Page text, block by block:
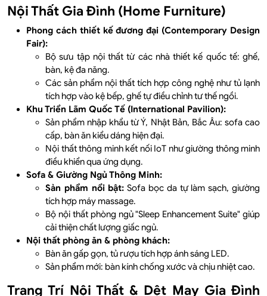
Nội Thất Gia Đình (Home Furniture)
Phong cách thiết kế đương đại (Contemporary Design
Fair):
Bộ sưu tập nội thất từ các nhà thiết kế quốc tế: ghế,
bàn, kệ đa năng.
Các sản phẩm nội thất tích hợp công nghệ như tủ lạnh
tích hợp vào kệ bếp, ghế tự điều chỉnh tư thế ngồi.
Khu Triển Lãm Quốc Tế (International Pavilion):
Sản phẩm nhập khẩu từ Ý, Nhật Bản, Bắc Âu: sofa cao
cấp, bàn ăn kiểu dáng hiện đại.
Nội thất thông minh kết nối IoT như giường thông minh
điều khiển qua ứng dụng.
Sofa & Giường Ngủ Thông Minh:
Sản phẩm nổi bật: Sofa bọc da tự làm sạch, giường
tích hợp máy massage.
Bộ nội thất phòng ngủ "Sleep Enhancement Suite" giúp
cải thiện chất lượng giấc ngủ.
Nội thất phòng ăn & phòng khách:
Bàn ăn gấp gọn, tủ rượu tích hợp ánh sáng LED.
Sản phẩm mới: bàn kính chống xước và chịu nhiệt cao.
Trang Trí Nội Thất & Dệt May Gia Đình